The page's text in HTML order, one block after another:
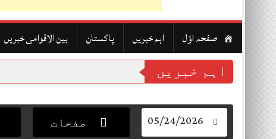
صفحہ اوّل اہم خبریں پاکستان بین الاقوامی خبریں
اہم خبریں
05/24/2026 صفحات